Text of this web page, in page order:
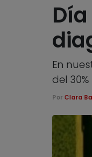
En
del 30%
Por Clara